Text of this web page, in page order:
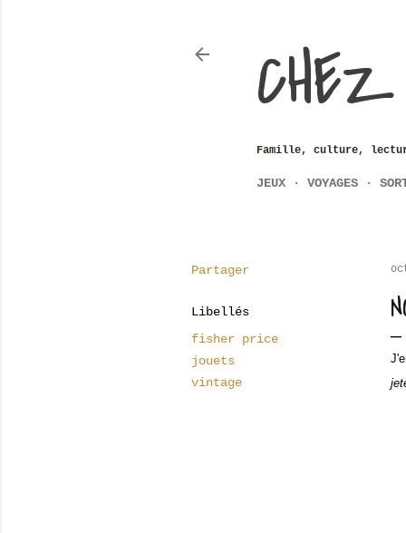
Famille, culture,
JEUX VOYAGES
Partager
Libellés
fisher price
jouets
vintage